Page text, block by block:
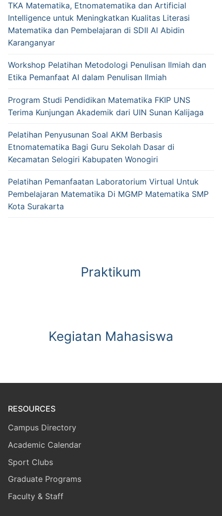
TKA Matematika, Etnomatematika dan Artificial
Intelligence untuk Meningkatkan Kualitas Literasi
Matematika dan Pembelajaran di SDII Al Abidin
Karanganyar
Workshop Pelatihan Metodologi Penulisan Ilmiah dan
Etika Pemanfaat AI dalam Penulisan Ilmiah
Program Studi Pendidikan Matematika FKIP UNS
Terima Kunjungan Akademik dari UIN Sunan Kalijaga
Pelatihan Penyusunan Soal AKM Berbasis
Etnomatematika Bagi Guru Sekolah Dasar di
Kecamatan Selogiri Kabupaten Wonogiri
Pelatihan Pemanfaatan Laboratorium Virtual Untuk
Pembelajaran Matematika Di MGMP Matematika SMP
Kota Surakarta
Praktikum
Kegiatan Mahasiswa
RESOURCES
Campus Directory
Academic Calendar
Sport Clubs
Graduate Programs
Faculty & Staff